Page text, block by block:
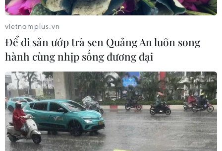
vietnamplus.vn
Để di sản ướp trà sen Quảng An luôn song
hành cùng nhịp sống đương đại